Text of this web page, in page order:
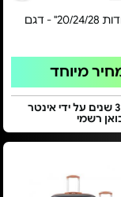
סט 3 מזוודות 20/24/28" - דגם
מיוחד
אחריות ל3 שנים על ידי אינטר
רשמי